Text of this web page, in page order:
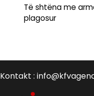
Të shtëna me
plagosur
Kontakt :